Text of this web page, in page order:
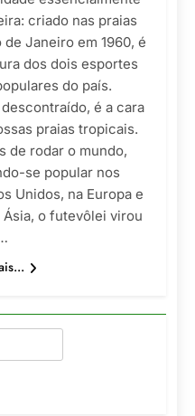
criado nas praias
de Janeiro em 1960, é
dos dois esportes
do país.
é a cara
praias tropicais.
de rodar o mundo,
se popular nos
Unidos, na Europa e
Ásia, o futevôlei virou